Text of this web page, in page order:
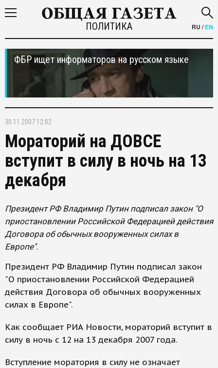
ПОЛИТИКА RU /EN
ФБР ищет информаторов на русском языке
30.11.2007 12:02
Мораторий на ДОВСЕ
вступит в силу в ночь на 13
декабря
Президент РФ Владимир Путин подписал закон "О
приостановлении Российской Федерацией действия
Договора об обычных вооруженных силах в
Европе".
Президент РФ Владимир Путин подписал закон
"О приостановлении Российской Федерацией
действия Договора об обычных вооруженных
силах в Европе".
Как сообщает РИА Новости, мораторий вступит в
силу в ночь с 12 на 13 декабря 2007 года.
Вступление моратория в силу не означает